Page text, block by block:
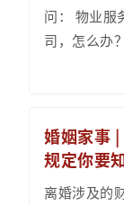
问： 物业服
司，怎么办
前，业主
婚姻家事
规定你要
离婚涉及的